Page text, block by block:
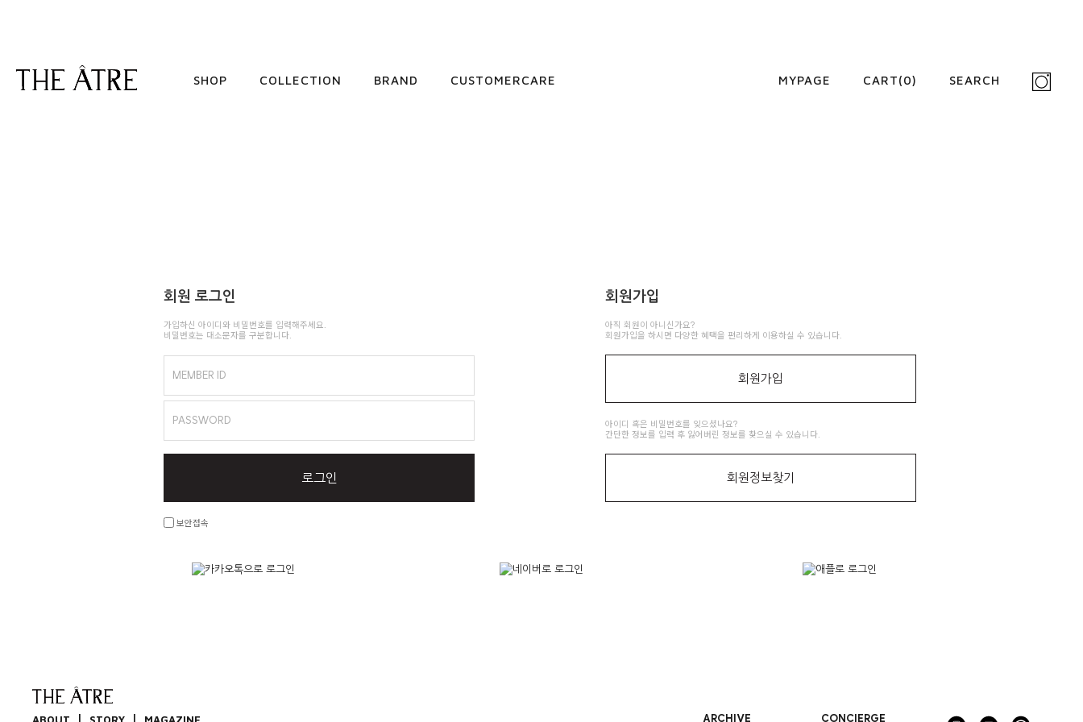
SHOP COLLECTION BRAND CUSTOMERCARE MYPAGE CART(0) SEARCH
회원 로그인
가입하신 아이디와 비밀번호를 입력해주세요.
비밀번호는 대소문자를 구분합니다.
MEMBER ID
PASSWORD
로그인
보안접속
회원가입
아직 회원이 아니신가요?
회원가입을 하시면 다양한 혜택을 편리하게 이용하실 수 있습니다.
회원가입
아이디 혹은 비밀번호를 잊으셨나요?
간단한 정보를 입력 후 잃어버린 정보를 찾으실 수 있습니다.
회원정보찾기
ABOUT STORY MAGAZINE ARCHIVE CONCIERGE